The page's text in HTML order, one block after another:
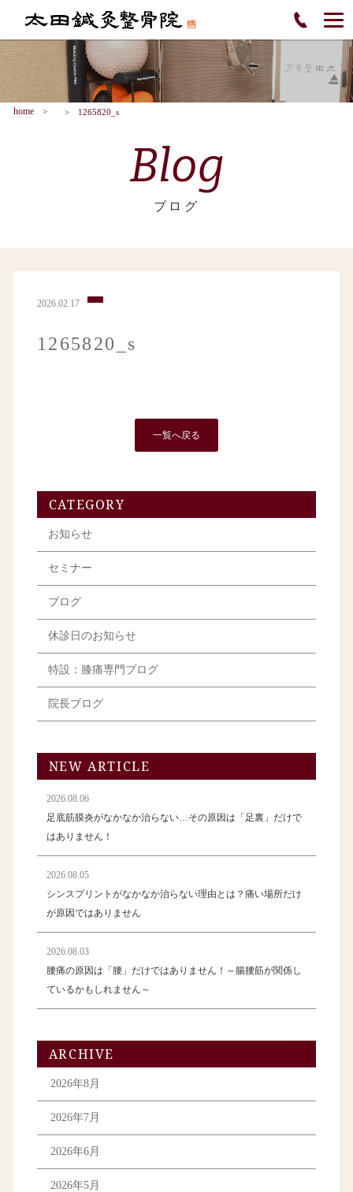
home 1265820_s
Blog
ブログ
2026.02.17
1265820_s
一覧へ戻る
CATEGORY
お知らせ
セミナー
ブログ
休診日のお知らせ
特設：膝痛専門ブログ
院長ブログ
NEW ARTICLE
2026.08.06
足底筋膜炎がなかなか治らない…その原因は「足裏」だけで
はありません！
2026.08.05
シンスプリントがなかなか治らない理由とは？痛い場所だけ
が原因ではありません
2026.08.03
腰痛の原因は「腰」だけではありません！～腸腰筋が関係し
ているかもしれません～
ARCHIVE
2026年8月
2026年7月
2026年6月
2026年5月